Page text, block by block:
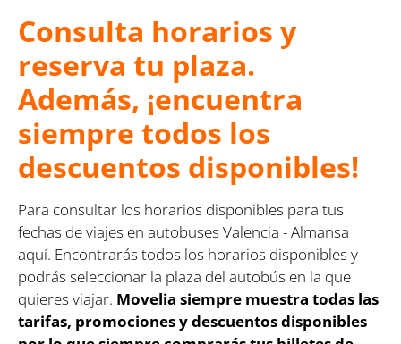
Consulta horarios y
reserva tu plaza.
Además, ¡encuentra
siempre todos los
descuentos disponibles!
Para consultar los horarios disponibles para tus
fechas de viajes en autobuses Valencia - Almansa
aquí. Encontrarás todos los horarios disponibles y
podrás seleccionar la plaza del autobús en la que
quieres viajar. Movelia siempre muestra todas las
tarifas, promociones y descuentos disponibles